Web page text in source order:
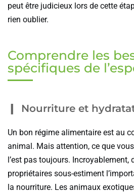
peut être judicieux lors de cette
rien oublier.
Comprendre les
spécifiques de
Nourriture et
Un bon régime alimentaire est au
animal. Mais attention, ce que
l’est pas toujours. Incroyablement,
propriétaires sous-estiment
la nourriture. Les animaux